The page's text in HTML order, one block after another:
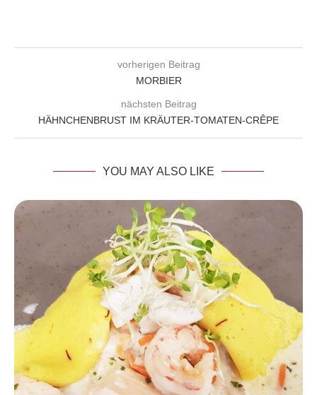
vorherigen Beitrag
MORBIER
nächsten Beitrag
HÄHNCHENBRUST IM KRÄUTER-TOMATEN-CRÊPE
YOU MAY ALSO LIKE